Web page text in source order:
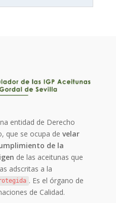
entidad de Derecho
que se ocupa develar
de la
de las aceitunas que
adscritas a la
. Es el órgano de
de Calidad.